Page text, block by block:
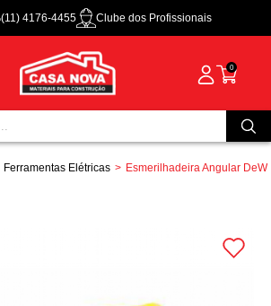
(11) 4176-4455 Clube dos Profissionais
0
Ferramentas Elétricas Esmerilhadeira Angular